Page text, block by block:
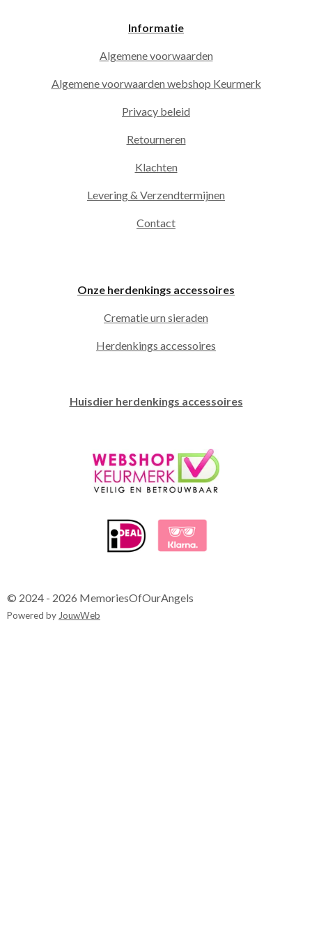
Informatie
Algemene voorwaarden
Algemene voorwaarden webshop Keurmerk
Privacy beleid
Retourneren
Klachten
Levering & Verzendtermijnen
Contact
Onze herdenkings accessoires
Crematie urn sieraden
Herdenkings accessoires
Huisdier herdenkings accessoires
© 2024 - 2026 MemoriesOfOurAngels
Powered byJouwWeb